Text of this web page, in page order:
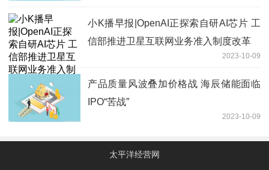
小K播早报|OpenAI正探索自研AI芯片 工
信部推进卫星互联网业务准入制度改革
2023-10-09
产品质量风波叠加价格战 海辰储能面临
IPO“苦战”
2023-10-09
太平洋经营网